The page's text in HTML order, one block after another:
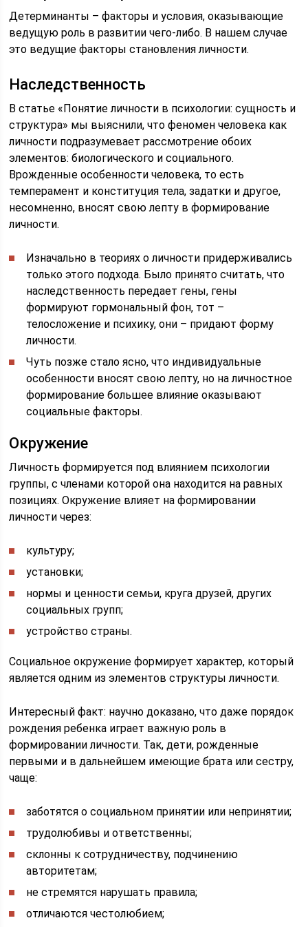
Детерминанты – факторы и условия, оказывающие
ведущую роль в развитии чего-либо. В нашем случае
это ведущие факторы становления личности.
Наследственность
В статье «Понятие личности в психологии: сущность и
структура» мы выяснили, что феномен человека как
личности подразумевает рассмотрение обоих
элементов: биологического и социального.
Врожденные особенности человека, то есть
темперамент и конституция тела, задатки и другое,
несомненно, вносят свою лепту в формирование
личности.
Изначально в теориях о личности придерживались
только этого подхода. Было принято считать, что
наследственность передает гены, гены
формируют гормональный фон, тот –
телосложение и психику, они – придают форму
личности.
Чуть позже стало ясно, что индивидуальные
особенности вносят свою лепту, но на личностное
формирование большее влияние оказывают
социальные факторы.
Окружение
Личность формируется под влиянием психологии
группы, с членами которой она находится на равных
позициях. Окружение влияет на формировании
личности через:
культуру;
установки;
нормы и ценности семьи, круга друзей, других
социальных групп;
устройство страны.
Социальное окружение формирует характер, который
является одним из элементов структуры личности.
Интересный факт: научно доказано, что даже порядок
рождения ребенка играет важную роль в
формировании личности. Так, дети, рожденные
первыми и в дальнейшем имеющие брата или сестру,
чаще:
заботятся о социальном принятии или непринятии;
трудолюбивы и ответственны;
склонны к сотрудничеству, подчинению
авторитетам;
не стремятся нарушать правила;
отличаются честолюбием;